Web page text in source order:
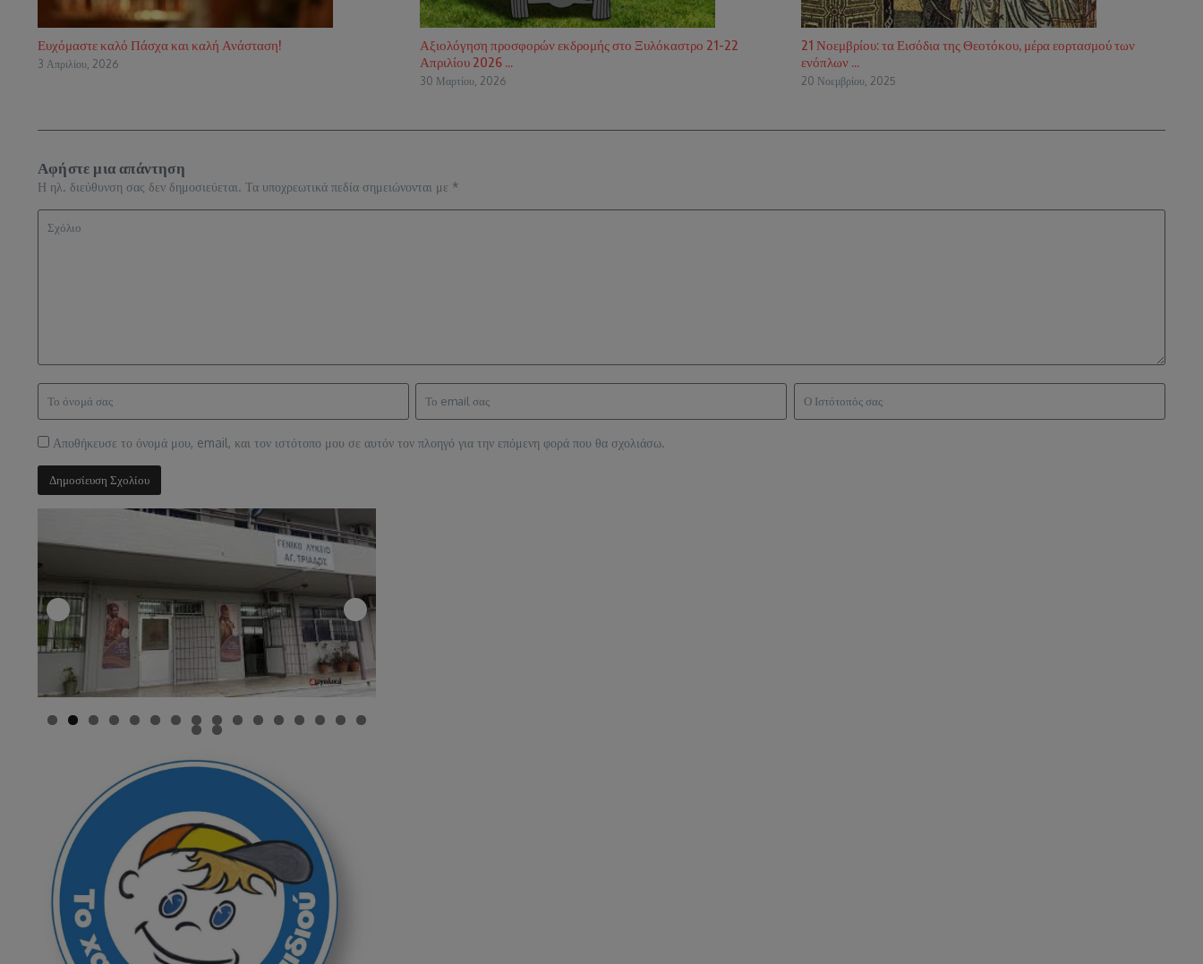
Ευχόμαστε καλό Πάσχα και καλή Ανάσταση!
3 Απριλίου, 2026
Αξιολόγηση προσφορών εκδρομής στο Ξυλόκαστρο 21-22
Απριλίου 2026 ...
30 Μαρτίου, 2026
21 Νοεμβρίου: τα Εισόδια της Θεοτόκου, μέρα εορτασμού των
ενόπλων ...
20 Νοεμβρίου, 2025
Αφήστε μια απάντηση
Η ηλ. διεύθυνση σας δεν δημοσιεύεται. Τα υποχρεωτικά πεδία σημειώνονται με *
Αποθήκευσε το όνομά μου, email, και τον ιστότοπο μου σε αυτόν τον πλοηγό για την επόμενη φορά που θα σχολιάσω.